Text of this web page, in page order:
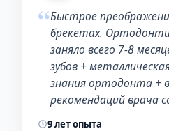
“Быстрое
брекетах.
заняло всего 7-8
зубов +
знания ортодонта +
рекомендаций врача
9 лет опыта